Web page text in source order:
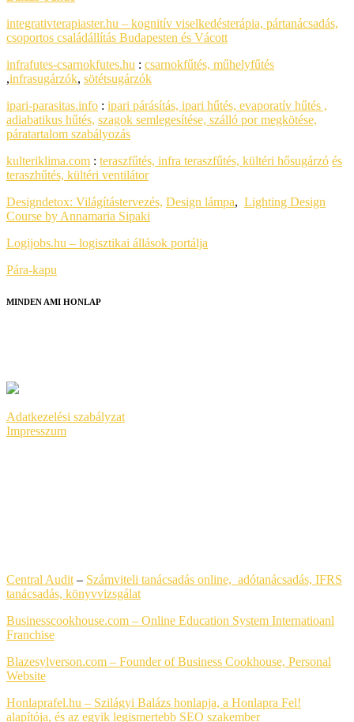
integrativterapiaster.hu – kognitív viselkedésterápia, pártanácsadás,
csoportos családállítás Budapesten és Vácott
infrafutes-csarnokfutes.hu : csarnokfűtés, műhelyfűtés
,infrasugárzók, sötétsugárzók
ipari-parasitas.info : ipari párásítás, ipari hűtés, evaporatív hűtés ,
adiabatikus hűtés, szagok semlegesítése, szálló por megkötése,
páratartalom szabályozás
kulteriklima.com : teraszfűtés, infra teraszfűtés, kültéri hősugárzó és
teraszhűtés, kültéri ventilátor
Designdetox: Világítástervezés, Design lámpa, Lighting Design
Course by Annamaria Sipaki
Logijobs.hu – logisztikai állások portálja
Pára-kapu
MINDEN AMI HONLAP
Adatkezelési szabályzat
Impresszum
Central Audit – Számviteli tanácsadás online, adótanácsadás, IFRS
tanácsadás, könyvvizsgálat
Businesscookhouse.com – Online Education System Internatioanl
Franchise
Blazesylverson.com – Founder of Business Cookhouse, Personal
Website
Honlaprafel.hu – Szilágyi Balázs honlapja, a Honlapra Fel!
alapítója, és az egyik legismertebb SEO szakember